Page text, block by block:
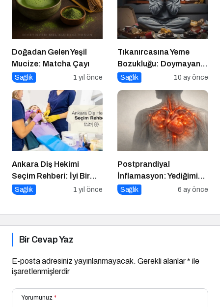
Doğadan Gelen Yeşil
Mucize: Matcha Çayı
Sağlık 1 yıl önce
Tıkanırcasına Yeme
Bozukluğu: Doymayan
Duygular
Sağlık 10 ay önce
Ankara Diş Hekimi
Seçim Rehberi: İyi Bir
Klinikte Olması
Sağlık 1 yıl önce
Postprandiyal
İnflamasyon: Yediğimiz
Yemekten Saatler Sonra
Sağlık 6 ay önce
Bir Cevap Yaz
E-posta adresiniz yayınlanmayacak. Gerekli alanlar* ile
işaretlenmişlerdir
Yorumunuz *